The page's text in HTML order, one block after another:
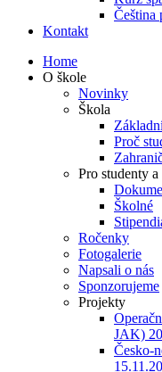
Čeština
Kontakt
Home
O škole
Novinky
Škola
Proč
Pro studenty
Školné
Ročenky
Fotogalerie
Napsali o nás
Sponzorujeme
Projekty
JAK)
Česko-